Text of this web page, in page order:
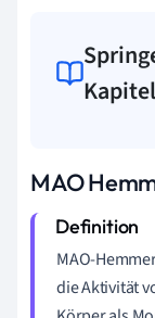
Kapitel
MAO
MAO-
die Aktivität